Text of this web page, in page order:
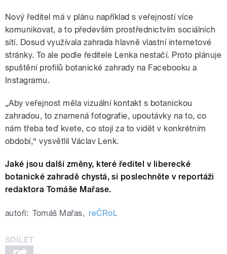
Nový ředitel má v plánu například s veřejností více
komunikovat, a to především prostřednictvím sociálních
sítí. Dosud využívala zahrada hlavně vlastní internetové
stránky. To ale podle ředitele Lenka nestačí. Proto plánuje
spuštění profilů botanické zahrady na Facebooku a
Instagramu.
„Aby veřejnost měla vizuální kontakt s botanickou
zahradou, to znamená fotografie, upoutávky na to, co
nám třeba teď kvete, co stojí za to vidět v konkrétním
období,“ vysvětlil Václav Lenk.
Jaké jsou další změny, které ředitel v liberecké
botanické zahradě chystá, si poslechněte v reportáži
redaktora Tomáše Mařase.
autoři: Tomáš Mařas, reČRoL